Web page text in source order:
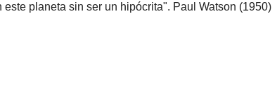
planeta sin ser un hipócrita". Paul Watson (1950)